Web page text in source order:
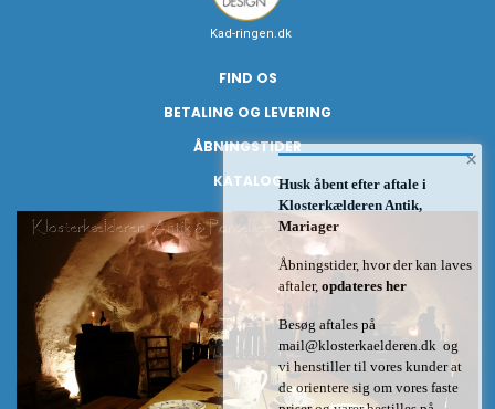
Kad-ringen.dk
FIND OS
BETALING OG LEVERING
ÅBNINGSTIDER
KATALOG
×
Husk åbent efter aftale i
Klosterkælderen Antik,
Mariager
Åbningstider, hvor der kan laves
aftaler, opdateres her
Besøg aftales på
mail@klosterkaelderen.dk og
vi henstiller til vores kunder at
de orientere sig om vores faste